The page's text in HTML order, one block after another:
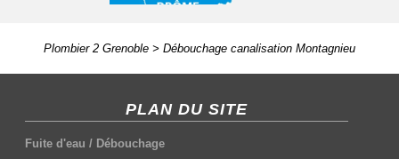
Plombier 2 Grenoble> Débouchage canalisation Montagnieu
PLAN DU SITE
Fuite d'eau / Débouchage